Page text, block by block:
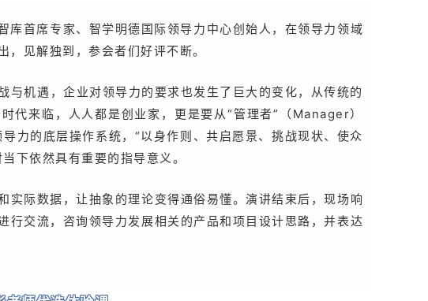
首席专家、智学明德国际领导力中心创始人，在领导力领域
见解独到，参会者们好评不断。
机遇，企业对领导力的要求也发生了巨大的变化，从传统的
代来临，人人都是创业家，更是要从“管理者”（Manager）
力的底层操作系统，“以身作则、共启愿景、挑战现状、使众
下依然具有重要的指导意义。
实际数据，让抽象的理论变得通俗易懂。演讲结束后，现场响
行交流，咨询领导力发展相关的产品和项目设计思路，并表达